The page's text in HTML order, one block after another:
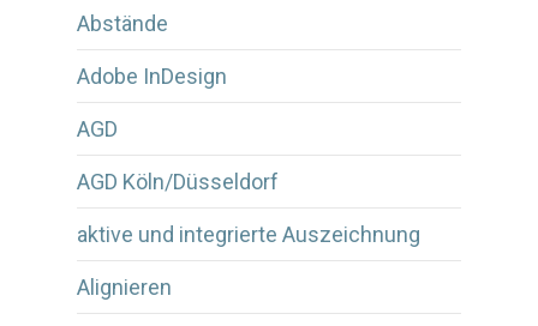
Abstände
Adobe InDesign
AGD
AGD Köln/Düsseldorf
aktive und integrierte Auszeichnung
Alignieren